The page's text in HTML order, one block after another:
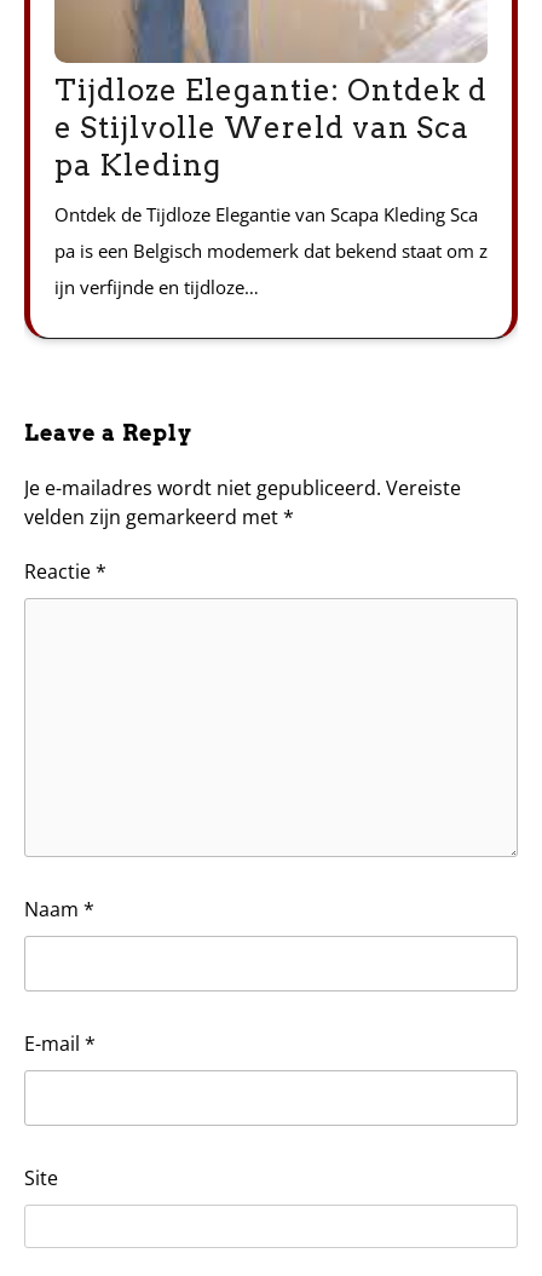
Tijdloze Elegantie: Ontdek d
e Stijlvolle Wereld van Sca
pa Kleding
Ontdek de Tijdloze Elegantie van Scapa Kleding Sca
pa is een Belgisch modemerk dat bekend staat om z
ijn verfijnde en tijdloze…
Leave a Reply
Je e-mailadres wordt niet gepubliceerd. Vereiste
velden zijn gemarkeerd met*
Reactie*
Naam *
E-mail *
Site